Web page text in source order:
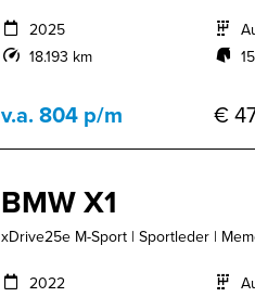
2025
18.193 km
v.a. 804 p/m €
BMW X1
xDrive25e M-Sport | Sportleder |
2022